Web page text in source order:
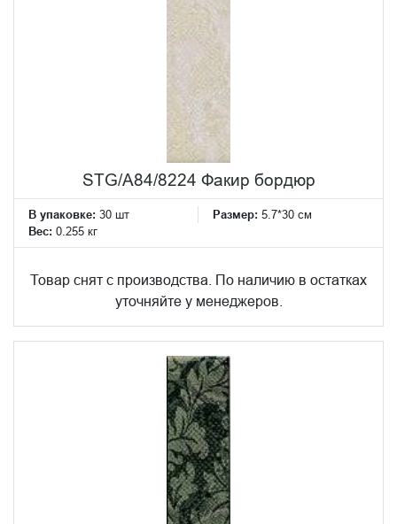
STG/A84/8224 Факир бордюр
В упаковке: 30 шт Размер: 5.7*30 см
Вес: 0.255 кг
Товар снят с производства. По наличию в остатках
уточняйте у менеджеров.